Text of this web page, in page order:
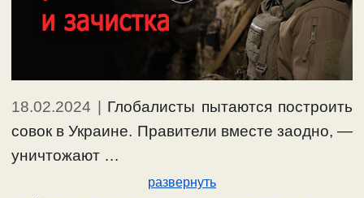
18.02.2024
Глобалисты пытаются построить
совок в Украине. Правители вместе заодно, —
уничтожают …
развернуть